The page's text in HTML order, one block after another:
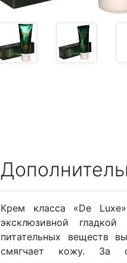
Крем класса «De
эксклюзивной
питательных веществ
смягчает кожу. За